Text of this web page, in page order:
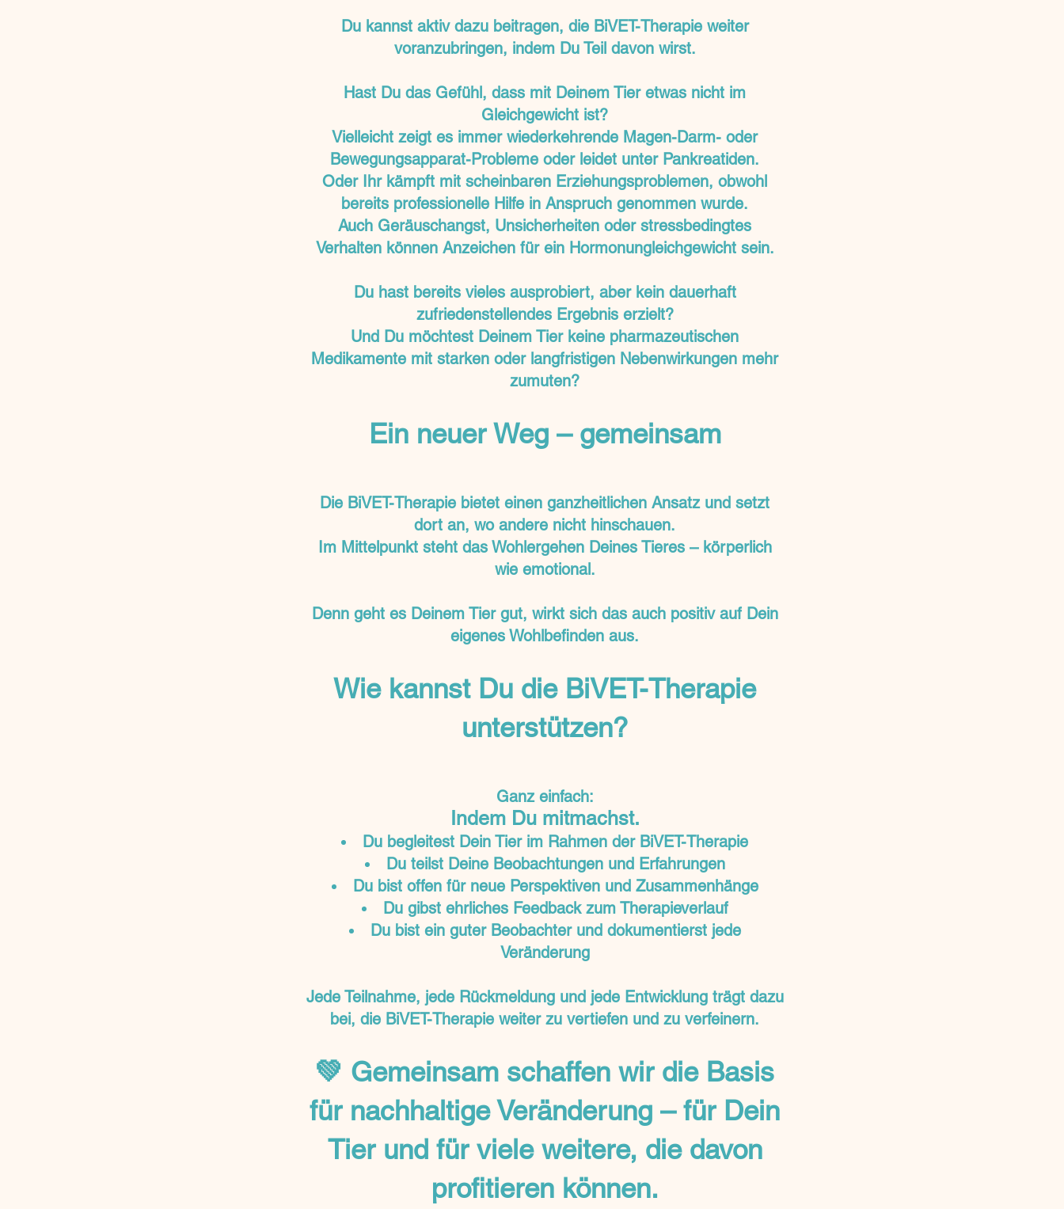
Du kannst aktiv dazu beitragen, die BiVET-Therapie weiter
voranzubringen, indem Du Teil davon wirst.
Hast Du das Gefühl, dass mit Deinem Tier etwas nicht im
Gleichgewicht ist?
Vielleicht zeigt es immer wiederkehrende Magen-Darm- oder
Bewegungsapparat-Probleme oder leidet unter Pankreatiden.
Oder Ihr kämpft mit scheinbaren Erziehungsproblemen, obwohl
bereits professionelle Hilfe in Anspruch genommen wurde.
Auch Geräuschangst, Unsicherheiten oder stressbedingtes
Verhalten können Anzeichen für ein Hormonungleichgewicht sein.
Du hast bereits vieles ausprobiert, aber kein dauerhaft
zufriedenstellendes Ergebnis erzielt?
Und Du möchtest Deinem Tier keine pharmazeutischen
Medikamente mit starken oder langfristigen Nebenwirkungen mehr
zumuten?
Ein neuer Weg – gemeinsam
Die BiVET-Therapie bietet einen ganzheitlichen Ansatz und setzt
dort an, wo andere nicht hinschauen.
Im Mittelpunkt steht das Wohlergehen Deines Tieres – körperlich
wie emotional.
Denn geht es Deinem Tier gut, wirkt sich das auch positiv auf Dein
eigenes Wohlbefinden aus.
Wie kannst Du die BiVET-Therapie
unterstützen?
Ganz einfach:
Indem Du mitmachst.
Du begleitest Dein Tier im Rahmen der BiVET-Therapie
Du teilst Deine Beobachtungen und Erfahrungen
Du bist offen für neue Perspektiven und Zusammenhänge
Du gibst ehrliches Feedback zum Therapieverlauf
Du bist ein guter Beobachter und dokumentierst jede
Veränderung
Jede Teilnahme, jede Rückmeldung und jede Entwicklung trägt dazu
bei, die BiVET-Therapie weiter zu vertiefen und zu verfeinern.
💚 Gemeinsam schaffen wir die Basis
für nachhaltige Veränderung – für Dein
Tier und für viele weitere, die davon
profitieren können.